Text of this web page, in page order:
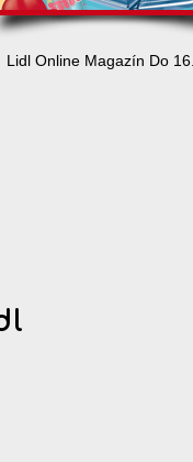
Lidl Online Magazín Do